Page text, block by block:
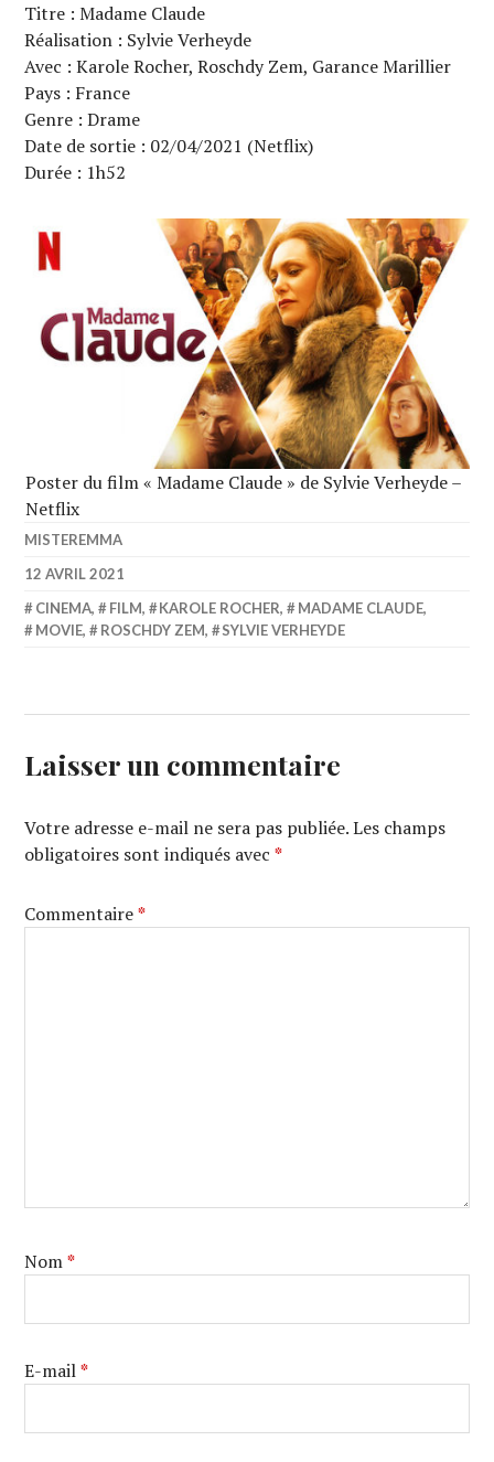
Titre : Madame Claude
Réalisation : Sylvie Verheyde
Avec : Karole Rocher, Roschdy Zem, Garance Marillier
Pays : France
Genre : Drame
Date de sortie : 02/04/2021 (Netflix)
Durée : 1h52
Poster du film « Madame Claude » de Sylvie Verheyde –
Netflix
MISTEREMMA
12 AVRIL 2021
CINEMA, FILM, KAROLE ROCHER, MADAME CLAUDE,
MOVIE, ROSCHDY ZEM, SYLVIE VERHEYDE
Laisser un commentaire
Votre adresse e-mail ne sera pas publiée. Les champs
obligatoires sont indiqués avec*
Commentaire*
Nom*
E-mail*